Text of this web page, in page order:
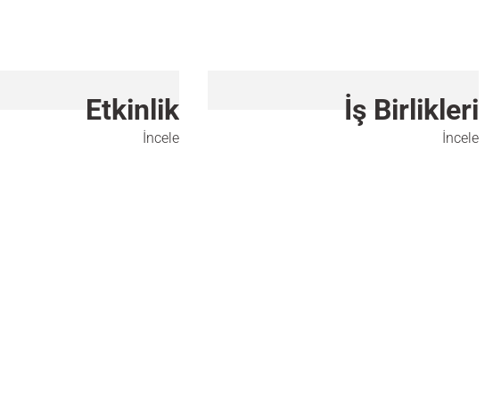
Etkinlik
İncele
İş Birlikleri
İncele